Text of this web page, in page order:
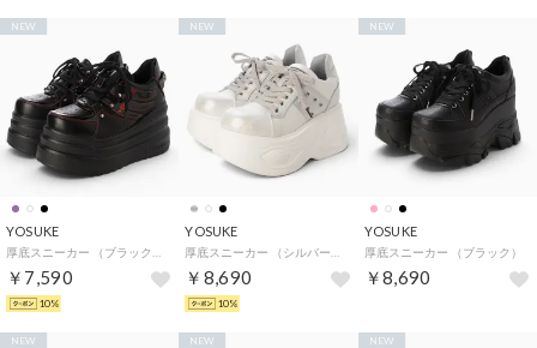
YOSUKE
￥7,590
NEW
10%
YOSUKE
￥8,690
NEW
10%
YOSUKE
厚底スニーカー （ブラック）
￥8,690
NEW
NEW NEW NEW